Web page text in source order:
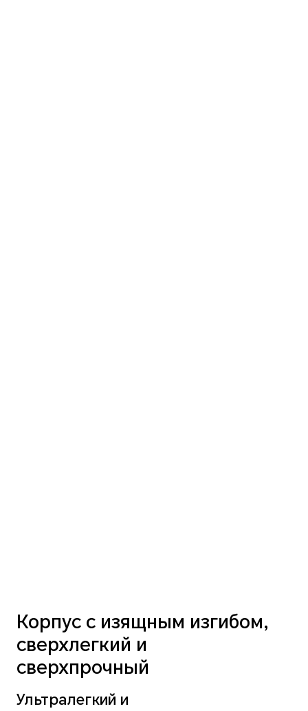
Корпус с изящным изгибом,
сверхлегкий и
сверхпрочный
Ультралегкий и